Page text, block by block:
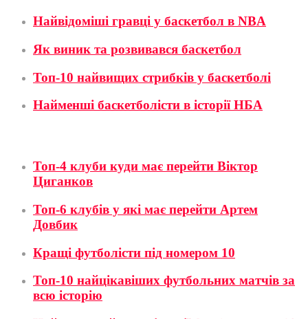
Найвідоміші гравці у баскетбол в NBA
Як виник та розвивався баскетбол
Топ-10 найвищих стрибків у баскетболі
Найменші баскетболісти в історії НБА
Топ-4 клуби куди має перейти Віктор
Циганков
Топ-6 клубів у які має перейти Артем
Довбик
Кращі футболісти під номером 10
Топ-10 найцікавіших футбольних матчів за
всю історію